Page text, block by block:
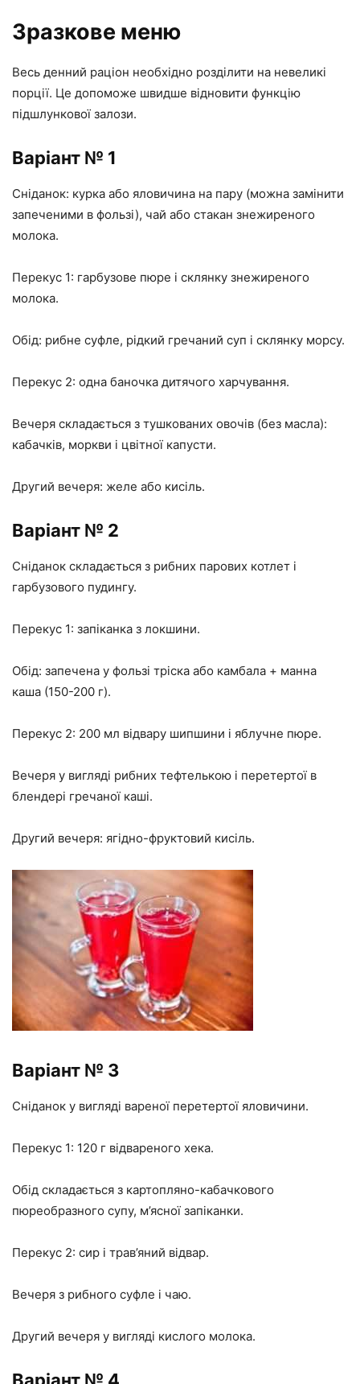
Зразкове меню
Весь денний раціон необхідно розділити на невеликі
порції. Це допоможе швидше відновити функцію
підшлункової залози.
Варіант № 1
Сніданок: курка або яловичина на пару (можна замінити
запеченими в фользі), чай або стакан знежиреного
молока.
Перекус 1: гарбузове пюре і склянку знежиреного
молока.
Обід: рибне суфле, рідкий гречаний суп і склянку морсу.
Перекус 2: одна баночка дитячого харчування.
Вечеря складається з тушкованих овочів (без масла):
кабачків, моркви і цвітної капусти.
Другий вечеря: желе або кисіль.
Варіант № 2
Сніданок складається з рибних парових котлет і
гарбузового пудингу.
Перекус 1: запіканка з локшини.
Обід: запечена у фользі тріска або камбала + манна
каша (150-200 г).
Перекус 2: 200 мл відвару шипшини і яблучне пюре.
Вечеря у вигляді рибних тефтелькою і перетертої в
блендері гречаної каші.
Другий вечеря: ягідно-фруктовий кисіль.
Варіант № 3
Сніданок у вигляді вареної перетертої яловичини.
Перекус 1: 120 г відвареного хека.
Обід складається з картопляно-кабачкового
пюреобразного супу, м’ясної запіканки.
Перекус 2: сир і трав’яний відвар.
Вечеря з рибного суфле і чаю.
Другий вечеря у вигляді кислого молока.